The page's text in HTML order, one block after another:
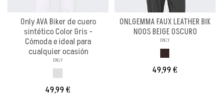
Only AVA Biker de cuero
sintético Color Gris -
Cómoda e ideal para
cualquier ocasión
ONLY
49,99 €
ONLGEMMA FAUX LEATHER BIK
NOOS BEIGE OSCURO
ONLY
49,99 €